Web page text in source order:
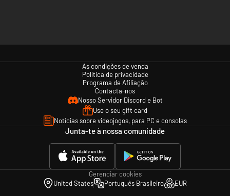
As condições de venda
Política de privacidade
Programa de Afiliação
Contacta-nos
Nosso Servidor Discord e Bot
Use o seu gift card
Notícias sobre videojogos, para PC e consolas
Junta-te à nossa comunidade
Gerenciar cookies
United States
Português Brasileiro EUR